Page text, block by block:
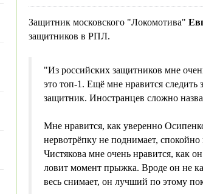
Защитник московского "Локомотива"
защитников в РПЛ.
"Из российских защитников мне
это топ-1. Ещё мне нравится следить
защитник. Иностранцев сложно
Мне нравится, как уверенно
нервотрёпку не поднимает,
Чистякова мне очень нравится, как
ловит момент прыжка. Вроде он не
весь снимает, он лучший по этому